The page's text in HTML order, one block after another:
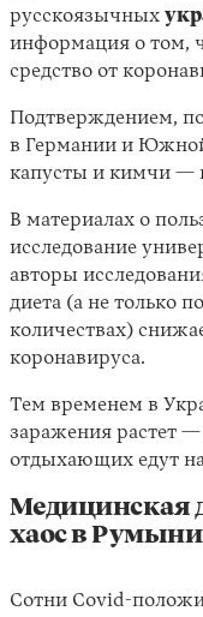
русскоязычных
информация о том,
средство от
Подтверждением,
в Германии и
капусты и кимчи —
В материалах о
исследование
авторы
диета (а не только
количествах)
коронавируса.
Тем временем в
заражения растет —
отдыхающих едут
Медицинская
хаос в
Сотни Covid-